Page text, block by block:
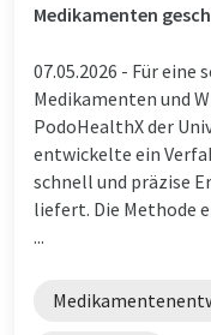
Medikamenten
07.05.2026 - Für eine
Medikamenten und
PodoHealthX der
entwickelte ein
schnell und präzise
liefert. Die Methode
...